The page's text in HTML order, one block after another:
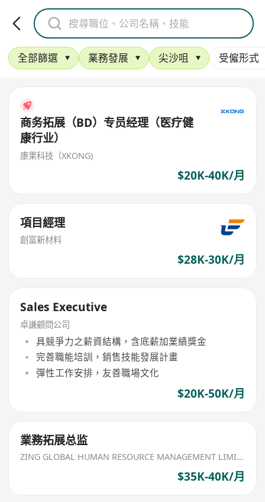
全部篩選 業務發展 尖沙咀 受僱形式
商务拓展（BD）专员经理（医疗健
康行业）
康果科技（XKONG)
$20K-40K/月
項目經理
創富新材料
$28K-30K/月
Sales Executive
卓謙顧問公司
具競爭力之薪資結構，含底薪加業績獎金
完善職能培訓，銷售技能發展計畫
彈性工作安排，友善職場文化
$20K-50K/月
業務拓展总监
ZING GLOBAL HUMAN RESOURCE MANAGEMENT LIMITED
$35K-40K/月